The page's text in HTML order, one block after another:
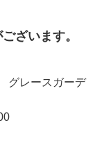
ざいます。
グレースガーデ